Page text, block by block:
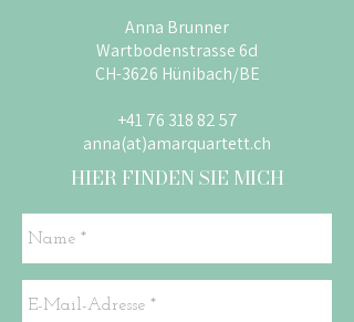
Anna Brunner
Wartbodenstrasse 6d
CH-3626 Hünibach/BE
+41 76 318 82 57
anna(at)amarquartett.ch
HIER FINDEN SIE MICH